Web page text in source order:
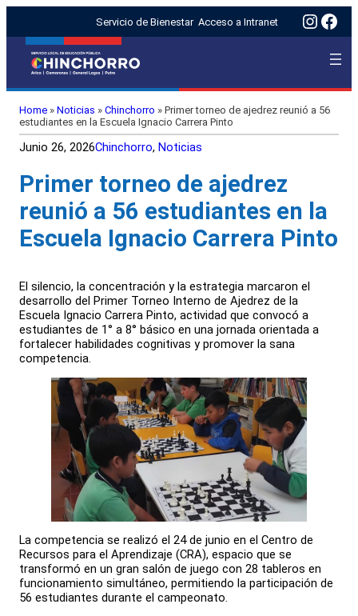
Servicio de Bienestar Acceso a Intranet
Home » Noticias » Chinchorro » Primer torneo de ajedrez reunió a 56
estudiantes en la Escuela Ignacio Carrera Pinto
Junio 26, 2026Chinchorro, Noticias
Primer torneo de ajedrez
reunió a 56 estudiantes en la
Escuela Ignacio Carrera Pinto
El silencio, la concentración y la estrategia marcaron el
desarrollo del Primer Torneo Interno de Ajedrez de la
Escuela Ignacio Carrera Pinto, actividad que convocó a
estudiantes de 1° a 8° básico en una jornada orientada a
fortalecer habilidades cognitivas y promover la sana
competencia.
La competencia se realizó el 24 de junio en el Centro de
Recursos para el Aprendizaje (CRA), espacio que se
transformó en un gran salón de juego con 28 tableros en
funcionamiento simultáneo, permitiendo la participación de
56 estudiantes durante el campeonato.